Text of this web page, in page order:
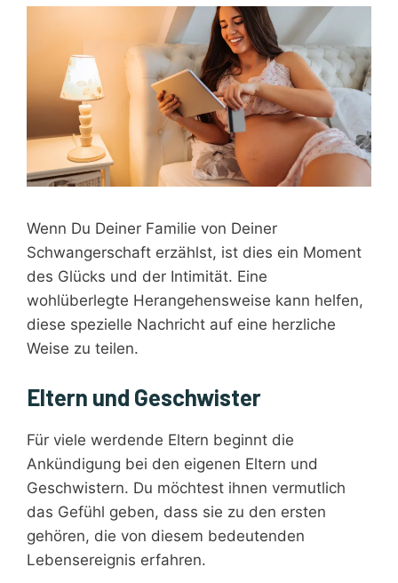
Wenn Du Deiner Familie von Deiner
Schwangerschaft erzählst, ist dies ein Moment
des Glücks und der Intimität. Eine
wohlüberlegte Herangehensweise kann helfen,
diese spezielle Nachricht auf eine herzliche
Weise zu teilen.
Eltern und Geschwister
Für viele werdende Eltern beginnt die
Ankündigung bei den eigenen Eltern und
Geschwistern. Du möchtest ihnen vermutlich
das Gefühl geben, dass sie zu den ersten
gehören, die von diesem bedeutenden
Lebensereignis erfahren.